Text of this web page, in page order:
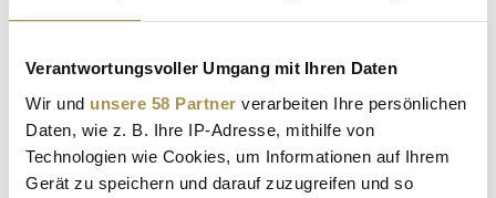
Verantwortungsvoller Umgang mit Ihren Daten
Wir und unsere 58 Partner verarbeiten Ihre persönlichen
Daten, wie z. B. Ihre IP-Adresse, mithilfe von
Technologien wie Cookies, um Informationen auf Ihrem
Gerät zu speichern und darauf zuzugreifen und so